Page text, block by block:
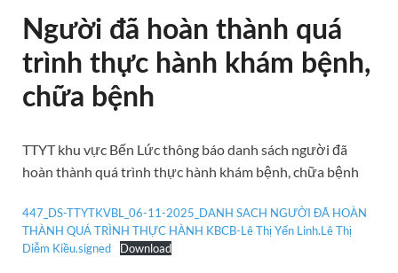
Người đã hoàn thành quá
trình thực hành khám bệnh,
chữa bệnh
TTYT khu vực Bến Lức thông báo danh sách người đã
hoàn thành quá trình thực hành khám bệnh, chữa bệnh
447_DS-TTYTKVBL_06-11-2025_DANH SACH NGƯỜI ĐÃ HOÀN
THÀNH QUÁ TRÌNH THỰC HÀNH KBCB-Lê Thị Yến Linh.Lê Thị
Diễm Kiều.signed
Download